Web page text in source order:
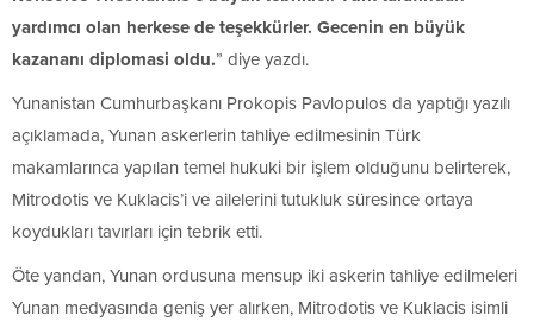
yardımcı olan herkese de teşekkürler. Gecenin en büyük
kazananı diplomasi oldu.” diye yazdı.
Yunanistan Cumhurbaşkanı Prokopis Pavlopulos da yaptığı yazılı
açıklamada, Yunan askerlerin tahliye edilmesinin Türk
makamlarınca yapılan temel hukuki bir işlem olduğunu belirterek,
Mitrodotis ve Kuklacis’i ve ailelerini tutukluk süresince ortaya
koydukları tavırları için tebrik etti.
Öte yandan, Yunan ordusuna mensup iki askerin tahliye edilmeleri
Yunan medyasında geniş yer alırken, Mitrodotis ve Kuklacis isimli